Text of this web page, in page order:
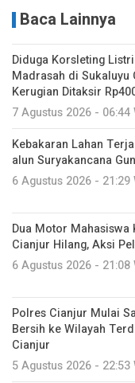
Baca Lainnya
Diduga Korsleting
Madrasah di Sukaluyu
Kerugian Ditaksir
7 Agustus 2026 - 06:44
Kebakaran Lahan
alun Suryakancana
6 Agustus 2026 - 21:29
Dua Motor Mahasiswa
Cianjur Hilang, Aksi
6 Agustus 2026 - 21:08
Polres Cianjur Mulai
Bersih ke Wilayah
Cianjur
5 Agustus 2026 - 22:53